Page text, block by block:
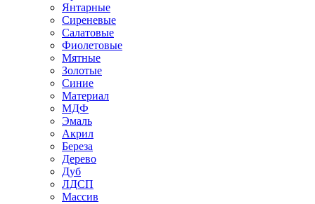
Янтарные
Сиреневые
Салатовые
Фиолетовые
Мятные
Золотые
Синие
Материал
МДФ
Эмаль
Акрил
Береза
Дерево
Дуб
ЛДСП
Массив